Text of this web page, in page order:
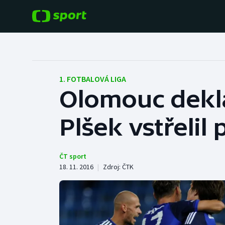
Hokej
Tenis
Cyklistika
Baseball a softbal
Basketbal
Boby a skeleton
Box
1. FOTBALOVÁ LIGA
Olomouc
Plšek vstřelil
ČT sport
18. 11. 2016 | Zdroj: ČTK